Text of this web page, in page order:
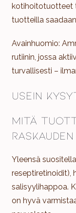
kotihoitotuotteet
tuotteilla
Avainhuomio:
rutiinin, jossa
turvallisesti –
Usein
Mitä
raskauden
Yleensä
reseptiretinoidit),
salisyylihappoa.
on hyvä